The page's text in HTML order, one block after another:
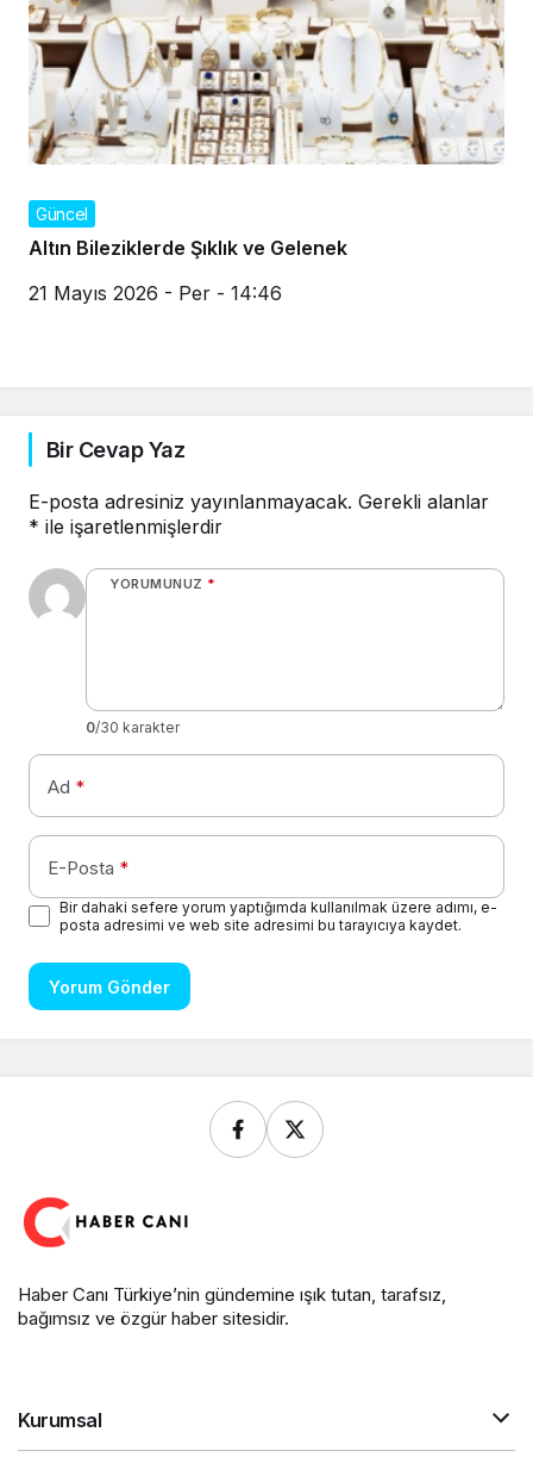
Güncel
Altın Bileziklerde Şıklık ve Gelenek
21 Mayıs 2026 - Per - 14:46
Bir Cevap Yaz
E-posta adresiniz yayınlanmayacak. Gerekli alanlar
* ile işaretlenmişlerdir
YORUMUNUZ *
0/30 karakter
Ad *
E-Posta *
Bir dahaki sefere yorum yaptığımda kullanılmak üzere adımı, e-
posta adresimi ve web site adresimi bu tarayıcıya kaydet.
Yorum Gönder
Haber Canı Türkiye’nin gündemine ışık tutan, tarafsız,
bağımsız ve özgür haber sitesidir.
Kurumsal